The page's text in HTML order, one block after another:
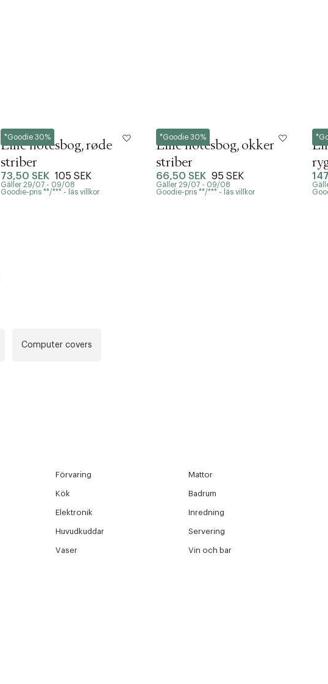
*Goodie 30%
Notem
Lille notesbog, røde
striber
73,50 SEK 105 SEK
Gäller 29/07 - 09/08
Goodie-pris **/*** - läs villkor
*Goodie 30%
Notem
Lille notesbog, okker
striber
66,50 SEK 95 SEK
Gäller 29/07 - 09/08
Goodie-pris **/*** - läs villkor
Computer covers
Förvaring Mattor
Kök Badrum
Elektronik Inredning
Huvudkuddar Servering
Vaser Vin och bar